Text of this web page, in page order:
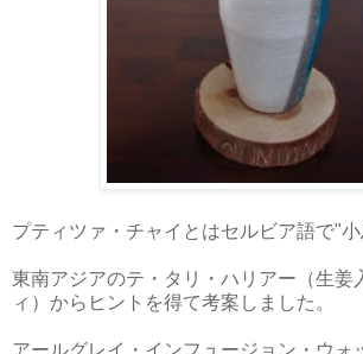
プティツァ・チャイとはセルビア語で"小
東南アジアのテ・タリ・ハリアー（生姜
ィ）からヒントを得て考案しました。
アールグレイ・インフュージョン・ウォ